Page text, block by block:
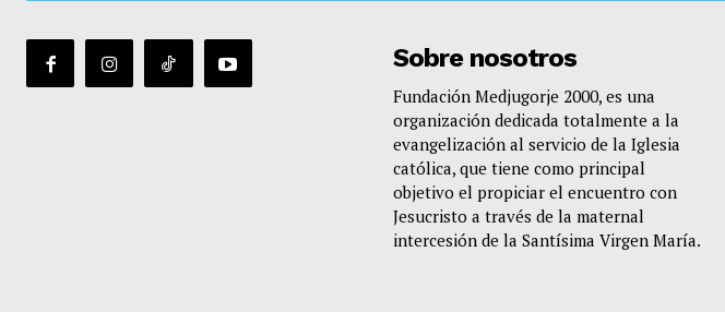
Sobre nosotros
Fundación Medjugorje 2000, es una
organización dedicada totalmente a la
evangelización al servicio de la Iglesia
católica, que tiene como principal
objetivo el propiciar el encuentro con
Jesucristo a través de la maternal
intercesión de la Santísima Virgen María.